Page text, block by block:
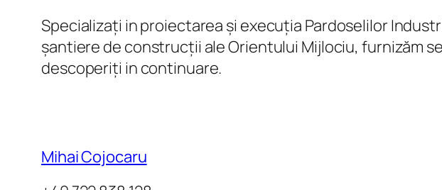
Specializați in proiectarea și execuția Pardoselilor
șantiere de construcții ale Orientului Mijlociu, furnizăm
descoperiți in continuare.
Mihai Cojocaru